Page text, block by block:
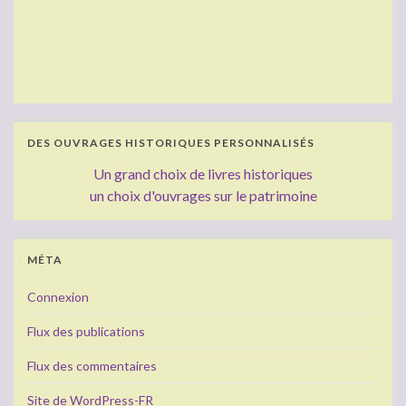
DES OUVRAGES HISTORIQUES PERSONNALISÉS
Un grand choix de livres historiques
un choix d'ouvrages sur le patrimoine
MÉTA
Connexion
Flux des publications
Flux des commentaires
Site de WordPress-FR